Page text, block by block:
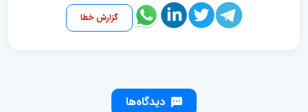
گزارش خطا
دیدگاه‌ها